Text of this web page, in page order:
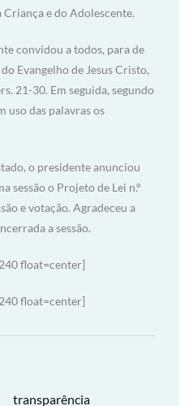
e do Adolescente.
convidou a todos, para de
Evangelho de Jesus Cristo,
21-30. Em seguida, segundo
uso das palavras os
o presidente anunciou
sessão o Projeto de Lei n.º
e votação. Agradeceu a
a sessão.
float=center]
float=center]
transparência